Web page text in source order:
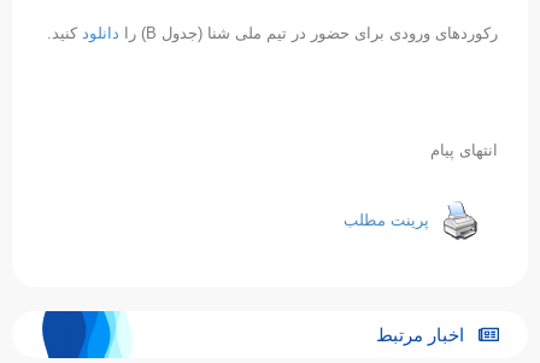
رکوردهای ورودی برای حضور در تیم ملی شنا (جدول B) را دانلودکنید.
انتهای پیام
پرینت مطلب
اخبار مرتبط